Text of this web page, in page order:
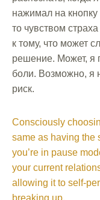
нажимал на кнопку
то чувством
к тому, что может
решение. Может, я
боли. Возможно, я
риск.
Consciously
same as having the
you’re in pause
your current
allowing it to self-
breaking up.